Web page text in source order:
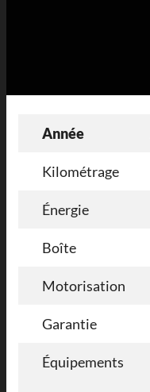
Année
Kilométrage
Énergie
Boîte
Motorisation
Garantie
Équipements